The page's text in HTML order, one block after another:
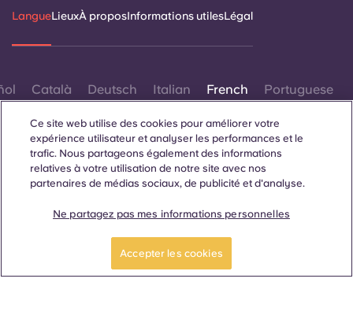
Réservez maintenant
LangueLieuxÀ proposInformations utilesLégal
Català Deutsch Italian French Portuguese
Lorsque des termes désignant un genre spécifique
Ce site web utilise des cookies pour améliorer votre
expérience utilisateur et analyser les performances et le
trafic. Nous partageons également des informations
relatives à votre utilisation de notre site avec nos
partenaires de médias sociaux, de publicité et d'analyse.
Ne partagez pas mes informations personnelles
Accepter les cookies